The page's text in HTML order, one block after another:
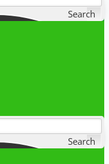
Search
Search